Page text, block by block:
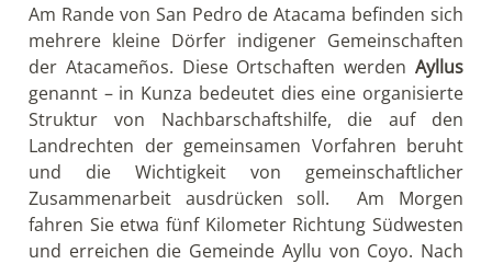
Am Rande von San Pedro de Atacama befinden sich
mehrere kleine Dörfer indigener Gemeinschaften
der Atacameños. Diese Ortschaften werden Ayllus
genannt – in Kunza bedeutet dies eine organisierte
Struktur von Nachbarschaftshilfe, die auf den
Landrechten der gemeinsamen Vorfahren beruht
und die Wichtigkeit von gemeinschaftlicher
Zusammenarbeit ausdrücken soll. Am Morgen
fahren Sie etwa fünf Kilometer Richtung Südwesten
und erreichen die Gemeinde Ayllu von Coyo. Nach